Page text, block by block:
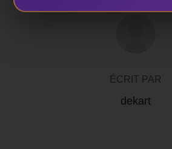
ÉCRIT PAR
dekart